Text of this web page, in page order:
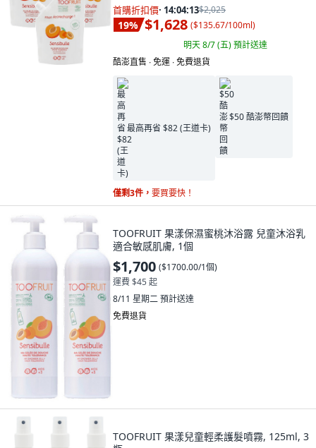
首購折扣價· 14:04:11$2,025
19% $1,628 ($135.67/100ml)
明天 8/7 (五)預計送達
酷澎直售 ∙ 免運 ∙ 免費退貨
最高再省 $82 (王道卡)
$50 酷澎幣回饋
僅剩3件， 要買要快！
TOOFRUIT 果漾保濕蜜桃沐浴露 兒童沐浴乳
適合敏感肌膚, 1個
$1,700 ($1700.00/1個)
運費 $45 起
8/11 星期二預計送達
免費退貨
TOOFRUIT 果漾兒童輕柔護髮噴霧, 125ml, 3